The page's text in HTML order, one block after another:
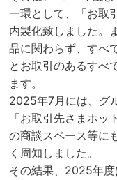
一環として、「お取
内製化致しました。
品に関わらず、すべ
とお取引のあるすべ
ます。
2025年7月には、グ
「お取引先さまホ
の商談スペース等に
く周知しました。
その結果、2025年